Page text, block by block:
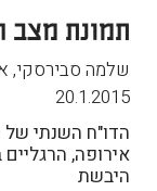
תמונת מצב
שלמה סבירסקי,
20.1.2015
הדו"ח השנתי
אירופה,
היבשת